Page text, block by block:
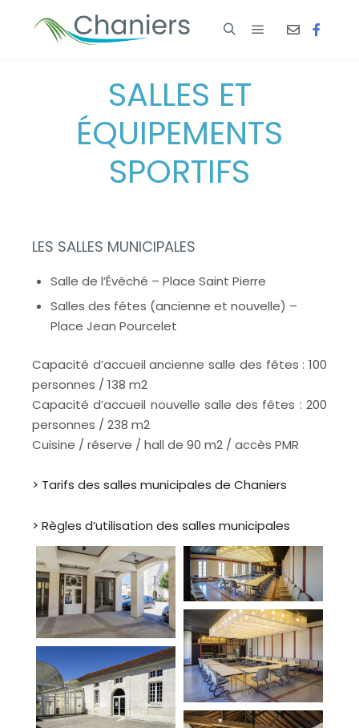
SALLES ET
ÉQUIPEMENTS
SPORTIFS
LES SALLES MUNICIPALES
Salle de l’Évêché – Place Saint Pierre
Salles des fêtes (ancienne et nouvelle) –
Place Jean Pourcelet
Capacité d’accueil ancienne salle des fêtes : 100
personnes / 138 m2
Capacité d’accueil nouvelle salle des fêtes : 200
personnes / 238 m2
Cuisine / réserve / hall de 90 m2 / accès PMR
> Tarifs des salles municipales de Chaniers
> Règles d’utilisation des salles municipales